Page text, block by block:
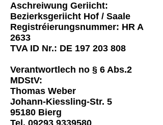
Aschreiwung Geriicht:
Bezierksgeriicht Hof / Saale
Registréierungsnummer: HR A
2633
TVA ID Nr.: DE 197 203 808
Verantwortlech no § 6 Abs.2
MDStV:
Thomas Weber
Johann-Kiessling-Str. 5
95180 Bierg
Tel. 09293 9339580